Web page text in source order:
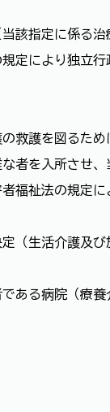
該指定に係る治
定により独立
救護を図るた
者を入所させ
福祉法の規定
（生活介護及
ある病院（療養